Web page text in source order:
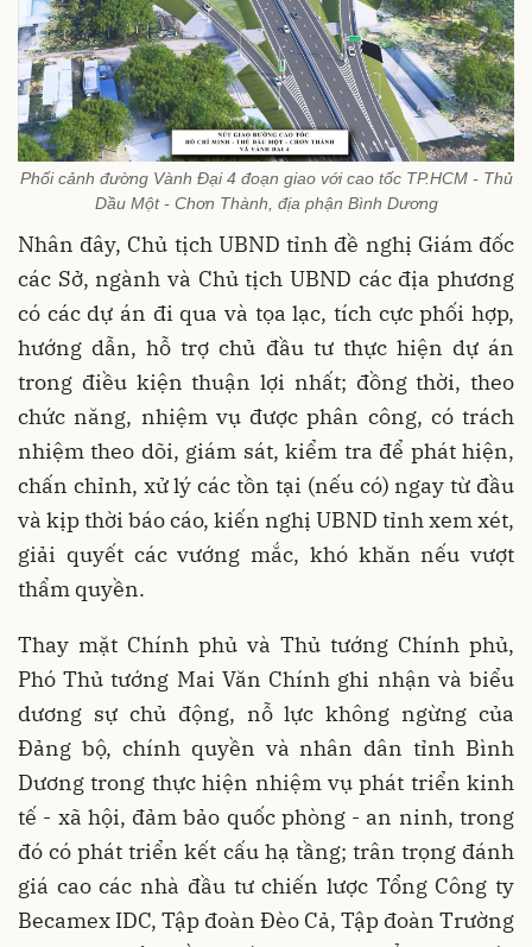
Phối cảnh đường Vành Đại 4 đoạn giao với cao tốc TP.HCM - Thủ
Dầu Một - Chơn Thành, địa phận Bình Dương
Nhân đây, Chủ tịch UBND tỉnh đề nghị Giám đốc
các Sở, ngành và Chủ tịch UBND các địa phương
có các dự án đi qua và tọa lạc, tích cực phối hợp,
hướng dẫn, hỗ trợ chủ đầu tư thực hiện dự án
trong điều kiện thuận lợi nhất; đồng thời, theo
chức năng, nhiệm vụ được phân công, có trách
nhiệm theo dõi, giám sát, kiểm tra để phát hiện,
chấn chỉnh, xử lý các tồn tại (nếu có) ngay từ đầu
và kịp thời báo cáo, kiến nghị UBND tỉnh xem xét,
giải quyết các vướng mắc, khó khăn nếu vượt
thẩm quyền.
Thay mặt Chính phủ và Thủ tướng Chính phủ,
Phó Thủ tướng Mai Văn Chính ghi nhận và biểu
dương sự chủ động, nỗ lực không ngừng của
Đảng bộ, chính quyền và nhân dân tỉnh Bình
Dương trong thực hiện nhiệm vụ phát triển kinh
tế - xã hội, đảm bảo quốc phòng - an ninh, trong
đó có phát triển kết cấu hạ tầng; trân trọng đánh
giá cao các nhà đầu tư chiến lược Tổng Công ty
Becamex IDC, Tập đoàn Đèo Cả, Tập đoàn Trường